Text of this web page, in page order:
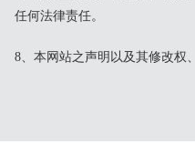
任何法律责任。
8、本网站之声明以及其修改权